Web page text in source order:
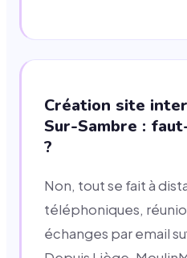
Création site
Sur-Sambre :
?
Non, tout se fait à
téléphoniques,
échanges par email